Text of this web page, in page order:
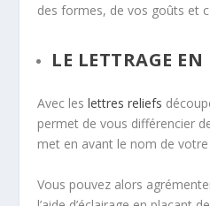
des formes, de vos goûts et
LE LETTRAGE EN
Avec leslettres reliefs
permet de vous différencier
met en avant le nom de votre
Vous pouvez alors